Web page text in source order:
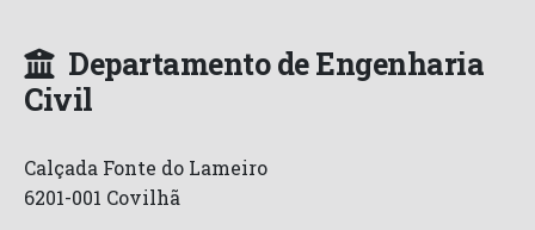
Departamento de Engenharia
Civil
Calçada Fonte do Lameiro
6201-001 Covilhã